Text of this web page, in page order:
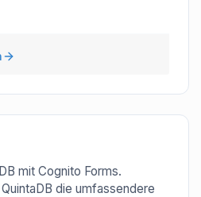
mit Cognito Forms.
die umfassendere